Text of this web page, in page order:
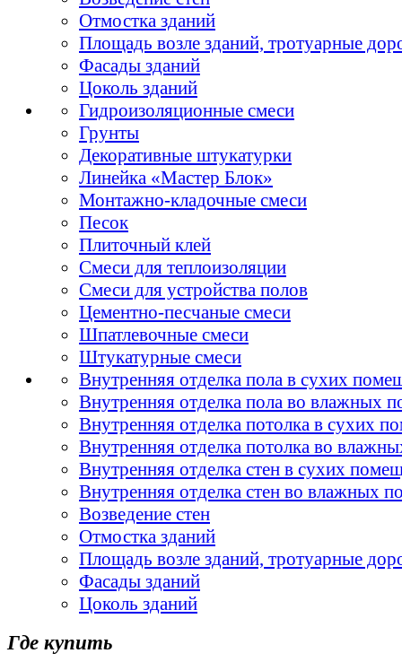
Отмостка зданий
Площадь возле зданий, тротуарные
Фасады зданий
Цоколь зданий
Гидроизоляционные смеси
Грунты
Декоративные штукатурки
Линейка «Мастер Блок»
Монтажно-кладочные смеси
Песок
Плиточный клей
Смеси для теплоизоляции
Смеси для устройства полов
Цементно-песчаные смеси
Шпатлевочные смеси
Штукатурные смеси
Внутренняя отделка пола в сухих
Внутренняя отделка пола во влажных
Внутренняя отделка потолка в сухих
Внутренняя отделка потолка во
Внутренняя отделка стен в сухих
Внутренняя отделка стен во влажных
Возведение стен
Отмостка зданий
Площадь возле зданий, тротуарные
Фасады зданий
Цоколь зданий
Где купить